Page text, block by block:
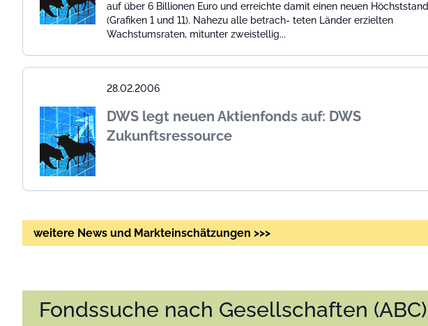
auf über 6 Billionen Euro und erreichte damit einen neuen Höchststand
(Grafiken 1 und 11). Nahezu alle betrach- teten Länder erzielten
Wachstumsraten, mitunter zweistellig...
28.02.2006
DWS legt neuen Aktienfonds auf: DWS
Zukunftsressource
weitere News und Markteinschätzungen >>>
Fondssuche nach Gesellschaften (ABC)